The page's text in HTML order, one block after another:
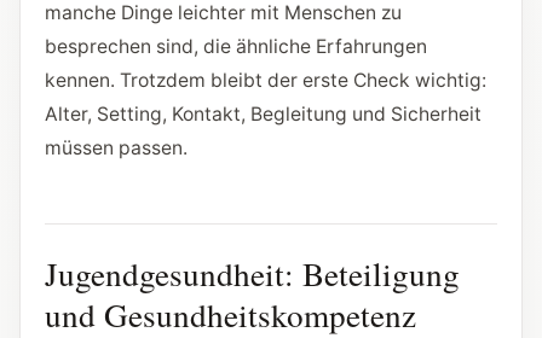
manche Dinge leichter mit Menschen zu
besprechen sind, die ähnliche Erfahrungen
kennen. Trotzdem bleibt der erste Check wichtig:
Alter, Setting, Kontakt, Begleitung und Sicherheit
müssen passen.
Jugendgesundheit: Beteiligung
und Gesundheitskompetenz